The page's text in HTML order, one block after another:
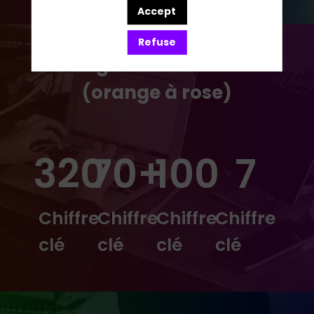
Background 2 couleurs
(orange à rose)
320
Chiffre
clé
70+
Chiffre
clé
100
Chiffre
clé
7
Chiffre
clé
Accept
Refuse